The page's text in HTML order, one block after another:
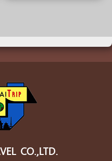
CO.,LTD.